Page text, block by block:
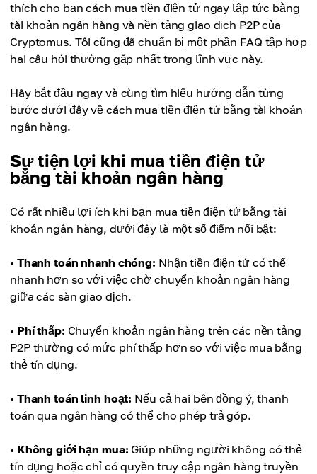
thích cho bạn cách mua tiền điện tử ngay lập tức bằng
tài khoản ngân hàng và nền tảng giao dịch P2P của
Cryptomus. Tôi cũng đã chuẩn bị một phần FAQ tập hợp
hai câu hỏi thường gặp nhất trong lĩnh vực này.
Hãy bắt đầu ngay và cùng tìm hiểu hướng dẫn từng
bước dưới đây về cách mua tiền điện tử bằng tài khoản
ngân hàng.
Sự tiện lợi khi mua tiền điện tử
bằng tài khoản ngân hàng
Có rất nhiều lợi ích khi bạn mua tiền điện tử bằng tài
khoản ngân hàng, dưới đây là một số điểm nổi bật:
• Thanh toán nhanh chóng: Nhận tiền điện tử có thể
nhanh hơn so với việc chờ chuyển khoản ngân hàng
giữa các sàn giao dịch.
• Phí thấp: Chuyển khoản ngân hàng trên các nền tảng
P2P thường có mức phí thấp hơn so với việc mua bằng
thẻ tín dụng.
• Thanh toán linh hoạt: Nếu cả hai bên đồng ý, thanh
toán qua ngân hàng có thể cho phép trả góp.
• Không giới hạn mua: Giúp những người không có thẻ
tín dụng hoặc chỉ có quyền truy cập ngân hàng truyền